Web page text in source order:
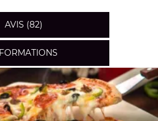
AVIS (82)